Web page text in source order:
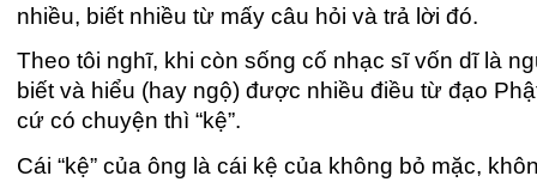
nhiều, biết nhiều từ mấy câu hỏi và trả lời đó.
Theo tôi nghĩ, khi còn sống cố nhạc sĩ vốn dĩ là
biết và hiểu (hay ngộ) được nhiều điều từ đạo
cứ có chuyện thì “kệ”.
Cái “kệ” của ông là cái kệ của không bỏ mặc,